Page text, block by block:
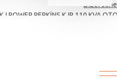
Dizel
KJ POWER PERKİNS KJP 110 KVA